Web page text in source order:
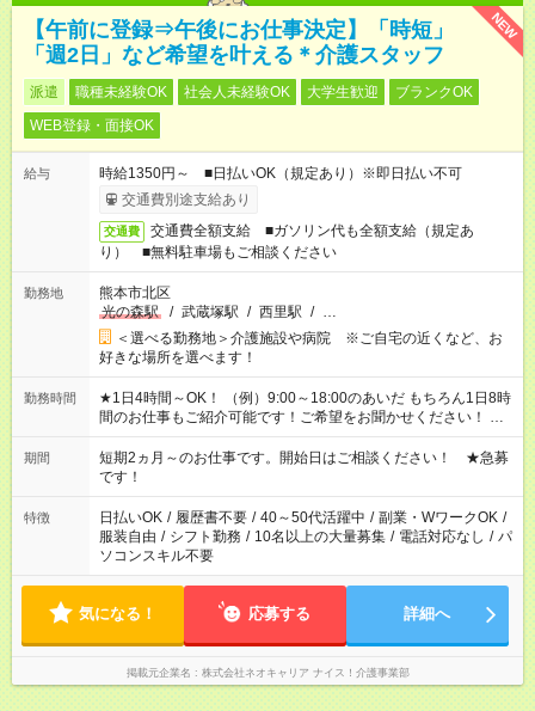
NEW
【午前に登録⇒午後にお仕事決定】「時短」
「週2日」など希望を叶える＊介護スタッフ
派遣 職種未経験OK 社会人未経験OK 大学生歓迎
ブランクOK
WEB登録・面接OK
給与
時給1350円～ ■日払いOK（規定あり）※即日払い不可
交通費別途支給あり
交通費
交通費全額支給 ■ガソリン代も全額支給（規定あ
り） ■無料駐車場もご相談ください
勤務地
熊本市北区
光の森駅
/ 武蔵塚駅 / 西里駅 / …
＜選べる勤務地＞介護施設や病院 ※ご自宅の近くなど、お
好きな場所を選べます！
勤務時間
★1日4時間～OK！ （例）9:00～18:00のあいだ もちろん1日8時
間のお仕事もご紹介可能です！ご希望をお聞かせください！ ※
週最低15時間以上の勤務が必要です
期間
短期2ヵ月～のお仕事です。開始日はご相談ください！ ★急募
です！
特徴 日払いOK / 履歴書不要 / 40～50代活躍中 / 副業・WワークOK /
服装自由 / シフト勤務 / 10名以上の大量募集 / 電話対応なし / パ
ソコンスキル不要
気になる！ 応募する 詳細へ
掲載元企業名 株式会社ネオキャリア ナイス！介護事業部